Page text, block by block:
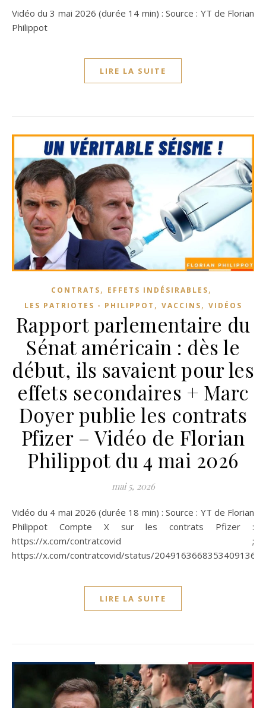
Vidéo du 3 mai 2026 (durée 14 min) : Source : YT de Florian
Philippot
LIRE LA SUITE
CONTRATS, EFFETS INDÉSIRABLES,
LES PATRIOTES - PHILIPPOT , VACCINS, VIDÉOS
Rapport parlementaire du
Sénat américain : dès le
début, ils savaient pour les
effets secondaires + Marc
Doyer publie les contrats
Pfizer – Vidéo de Florian
Philippot du 4 mai 2026
mai 5, 2026
Vidéo du 4 mai 2026 (durée 18 min) : Source : YT de Florian
Philippot Compte X sur les contrats Pfizer :
https://x.com/contratcovid ;
https://x.com/contratcovid/status/2049163668353409136
LIRE LA SUITE